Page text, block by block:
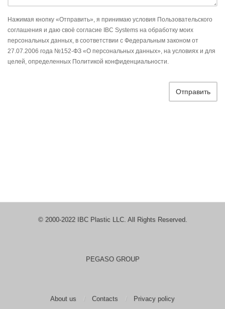
Нажимая кнопку «Отправить», я принимаю условия Пользовательского
соглашения и даю своё согласие IBC Systems на обработку моих
персональных данных, в соответствии с Федеральным законом от
27.07.2006 года №152-ФЗ «О персональных данных», на условиях и для
целей, определенных Политикой конфиденциальности.
Отправить
© 2000-2022 IBC Plastic LLC. All Rights Reserved.
PEGASO GROUP
About us Contacts Privacy policy